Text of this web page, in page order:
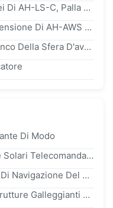
Sfera D'avvertimento Degli Aerei Di AH-LS-C, Palla D'avvertimento Di Aviazione Di Sicurezza Di Alluminio Del Cavo
Linea Di Trasmissione Ad Alta Tensione Di AH-AWS Palla D'avvertimento D'avvertimento Aerei/Della Sfera
Vetro D'avvertimento Rosso/Bianco Della Sfera D'avvertimento Degli Aerei Di Ostacolo Del Mare Di Sicurezza Della Palla Di Fibra
Di Modo
Lanterne Marine Autoalimentate Solari Telecomandate Di GPS Con Lo Syn. Funzione
Lanterna Autoalimentata Solare Di Navigazione Del Segnale Della Marcatura Per La Boa Del Mare E Del Fiume
Lanterna Marina Solare Delle Strutture Galleggianti Per 6 Miglia Marine Di Navigazione